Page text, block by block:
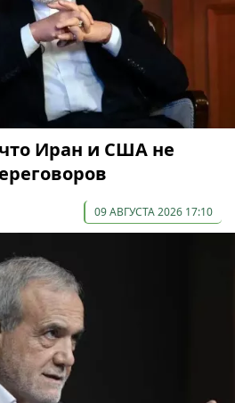
Иран и США не
09 АВГУСТА 2026 17:10